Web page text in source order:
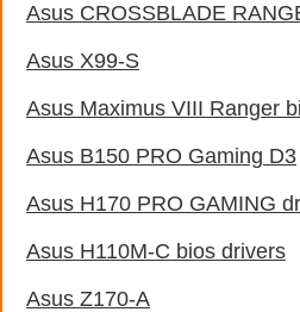
Asus CROSSBLADE
Asus X99-S
Asus Maximus VIII Ranger
Asus B150 PRO Gaming D3
Asus H170 PRO GAMING
Asus H110M-C bios drivers
Asus Z170-A